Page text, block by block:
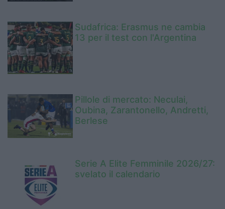
Sudafrica: Erasmus ne cambia
13 per il test con l'Argentina
Pillole di mercato: Neculai,
Oubina, Zarantonello, Andretti,
Berlese
Serie A Elite Femminile 2026/27:
svelato il calendario